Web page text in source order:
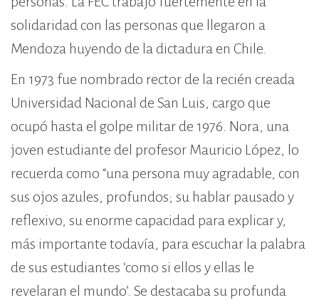
solidaridad con las personas que llegaron a
Mendoza huyendo de la dictadura en Chile.
En 1973 fue nombrado rector de la recién creada
Universidad Nacional de San Luis, cargo que
ocupó hasta el golpe militar de 1976. Nora, una
joven estudiante del profesor Mauricio López, lo
recuerda como “una persona muy agradable, con
sus ojos azules, profundos; su hablar pausado y
reflexivo, su enorme capacidad para explicar y,
más importante todavía, para escuchar la palabra
de sus estudiantes ‘como si ellos y ellas le
revelaran el mundo’. Se destacaba su profunda